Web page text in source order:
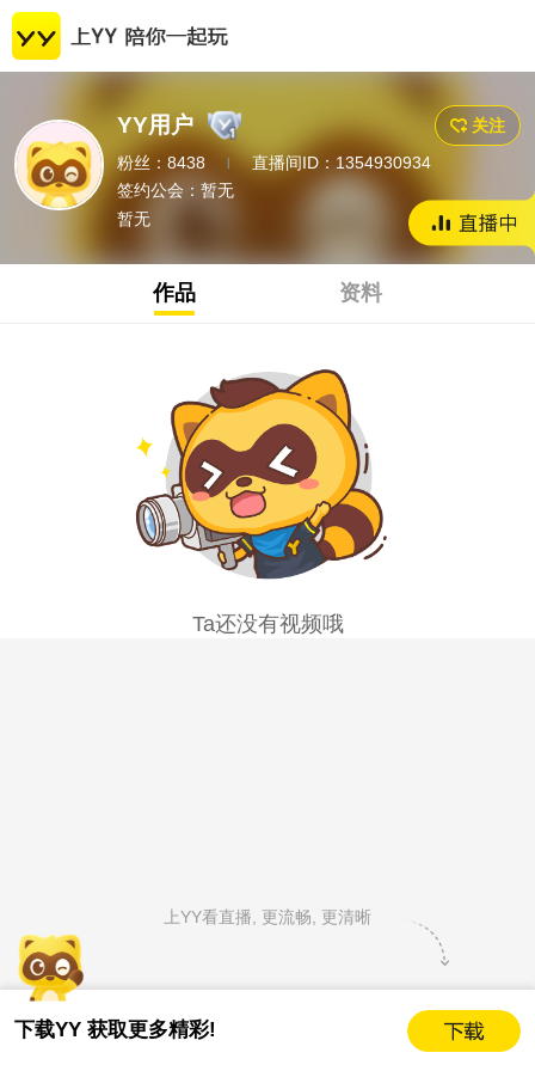
YY用户
粉丝：8438 |
直播间ID：1354930934
签约公会： 暂无
暂无
关注
作品 资料
Ta还没有视频哦
上YY看直播, 更流畅, 更清晰
下载YY 获取更多精彩!